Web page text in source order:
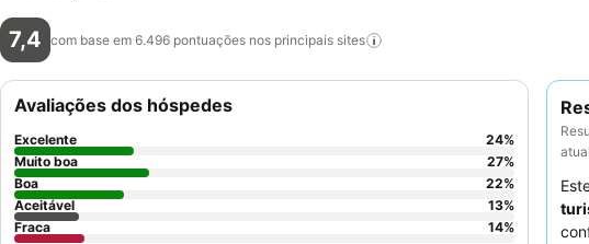
7,4 com base em 6.496 pontuações nos principais sites
Avaliações dos hóspedes
Excelente 24%
Muito boa
27%
Boa
22%
Aceitável
13%
Fraca
14%